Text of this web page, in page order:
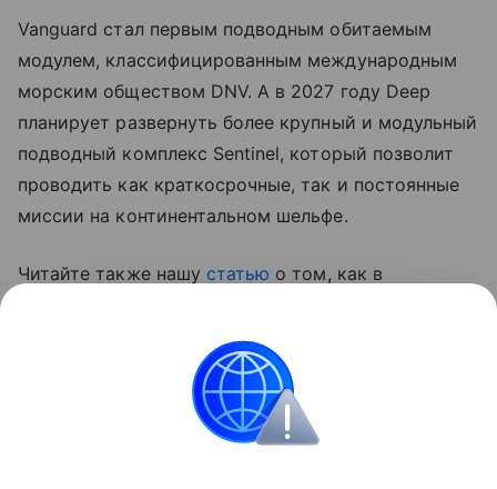
Vanguard стал первым подводным обитаемым
модулем, классифицированным международным
морским обществом DNV. А в 2027 году Deep
планирует развернуть более крупный и модульный
подводный комплекс Sentinel, который позволит
проводить как краткосрочные, так и постоянные
миссии на континентальном шельфе.
Читайте также нашу статью о том, как в
подводный дрон XV Excalibur.